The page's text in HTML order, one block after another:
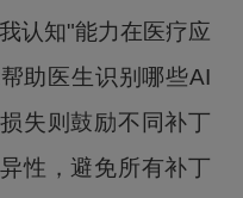
认知"能力在医疗应
助医生识别哪些AI
失则鼓励不同补丁
性，避免所有补丁